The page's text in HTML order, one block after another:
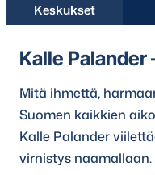
Keskukset
Kalle
Mitä ihmettä,
Suomen kaikkien
Kalle Palander
virnistys